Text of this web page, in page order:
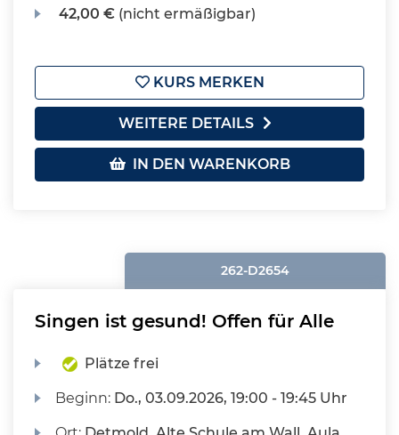
42,00 € (nicht ermäßigbar)
KURS MERKEN
WEITERE DETAILS
IN DEN WARENKORB
262-D2654
Singen ist gesund! Offen für Alle
Plätze frei
Beginn: Do., 03.09.2026, 19:00 - 19:45 Uhr